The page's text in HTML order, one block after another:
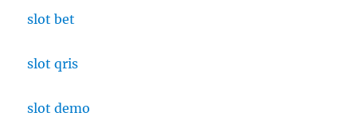
slot bet
slot qris
slot demo